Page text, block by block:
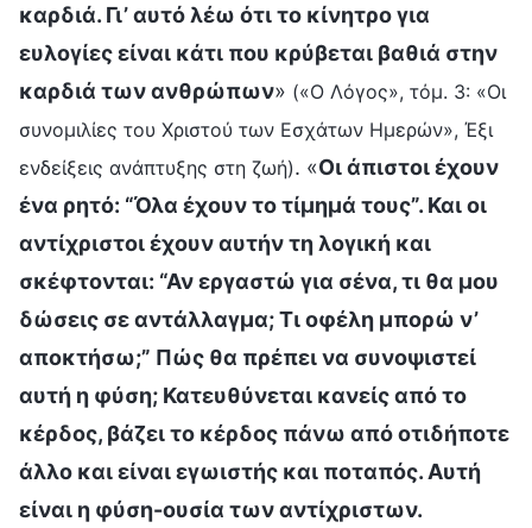
καρδιά. Γι’ αυτό λέω ότι το κίνητρο για
ευλογίες είναι κάτι που κρύβεται βαθιά στην
καρδιά των ανθρώπων» («Ο Λόγος», τόμ. 3: «Οι
συνομιλίες του Χριστού των Εσχάτων Ημερών», Έξι
ενδείξεις ανάπτυξης στη ζωή). «Οι άπιστοι έχουν
ένα ρητό: “Όλα έχουν το τίμημά τους”. Και οι
αντίχριστοι έχουν αυτήν τη λογική και
σκέφτονται: “Αν εργαστώ για σένα, τι θα μου
δώσεις σε αντάλλαγμα; Τι οφέλη μπορώ ν’
αποκτήσω;” Πώς θα πρέπει να συνοψιστεί
αυτή η φύση; Κατευθύνεται κανείς από το
κέρδος, βάζει το κέρδος πάνω από οτιδήποτε
άλλο και είναι εγωιστής και ποταπός. Αυτή
είναι η φύση-ουσία των αντίχριστων.